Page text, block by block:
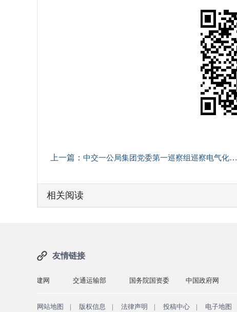
上一篇： 中交一公局集团党委第一巡察组巡察电气化公司党委工作动员会召开
相关阅读
友情链接
交通运输部 国务院国资委 中国政府网 中交一公局
网站地图 | 版权信息 | 法律声明 | 投稿中心 | 电子地图